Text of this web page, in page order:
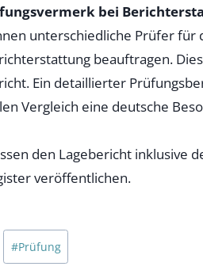
bei
unterschiedliche Prüfer für
beauftragen.
Ein detaillierter
Vergleich eine deutsche
den Lagebericht inklusive
veröffentlichen.
#Prüfung